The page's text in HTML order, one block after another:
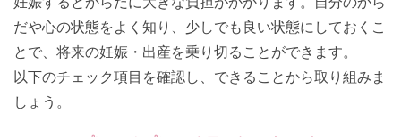
だや心の状態をよく知り、少しでも良い状態にしておくこ
とで、将来の妊娠・出産を乗り切ることができます。
以下のチェック項目を確認し、できることから取り組みま
しょう。